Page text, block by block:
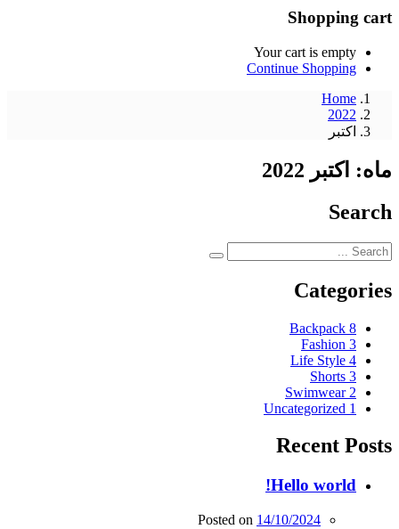
Shopping cart
Your cart is empty
Continue Shopping
Home
2022
اکتبر
ماه: اکتبر 2022
Search
Categories
Backpack 8
Fashion 3
Life Style 4
Shorts 3
Swimwear 2
Uncategorized 1
Recent Posts
Hello world!
Posted on 14/10/2024